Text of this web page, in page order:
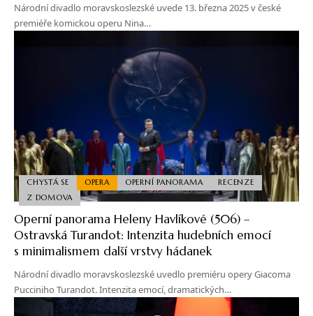
Národní divadlo moravskoslezské uvede 13. března 2025 v české
premiéře komickou operu Nina…
CHYSTÁ SE OPERA OPERNÍ PANORAMA
RECENZE
Z DOMOVA
Operní panorama Heleny Havlíkové (506) –
Ostravská Turandot: Intenzita hudebních emocí
s minimalismem další vrstvy hádanek
Národní divadlo moravskoslezské uvedlo premiéru opery Giacoma
Pucciniho Turandot. Intenzita emocí, dramatických…